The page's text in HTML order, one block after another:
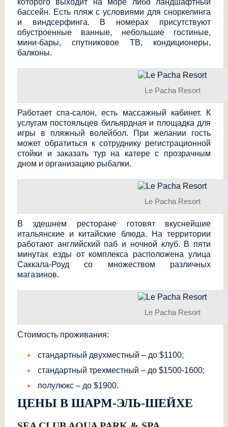
которого выходит на море либо ландшафтный
бассейн. Есть пляж с условиями для сноркелинга
и виндсерфинга. В номерах присутствуют
обустроенные ванные, небольшие гостиные,
мини-бары, спутниковое ТВ, кондиционеры,
балконы.
Le Pacha Resort
Работает спа-салон, есть массажный кабинет. К
услугам постояльцев бильярдная и площадка для
игры в пляжный волейбол. При желании гость
может обратиться к сотруднику регистрационной
стойки и заказать тур на катере с прозрачным
дном и организацию рыбалки.
Le Pacha Resort
В здешнем ресторане готовят вкуснейшие
итальянские и китайские блюда. На территории
работают английский паб и ночной клуб. В пяти
минутах езды от комплекса расположена улица
Саккала-Роуд со множеством различных
магазинов.
Le Pacha Resort
Стоимость проживания:
стандартный двухместный – до $1100;
стандартный трехместный – до $1500-1600;
полулюкс – до $1900.
ЦЕНЫ В ШАРМ-ЭЛЬ-ШЕЙХЕ